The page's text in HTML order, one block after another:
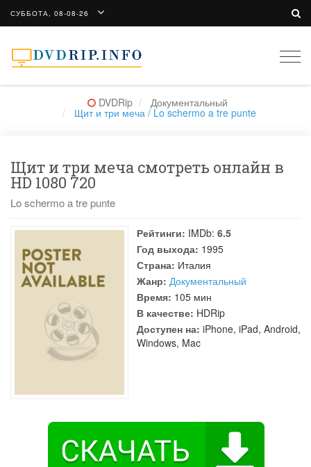
СУББОТА, 08-08-26
DVDRip Документальный
Щит и три меча / Lo schermo a tre punte
Щит и три меча смотреть онлайн в
HD 1080 720
Lo schermo a tre punte
Рейтинги: IMDb: 6.5
Год выхода: 1995
Страна: Италия
Жанр: Документальный
Время: 105 мин
В качестве: HDRip
Доступен на: iPhone, iPad, Android,
Windows, Mac